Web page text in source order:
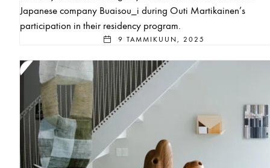
Japanese company Buaisou_i during Outi Martikainen’s
participation in their residency program.
9 TAMMIKUUN, 2025